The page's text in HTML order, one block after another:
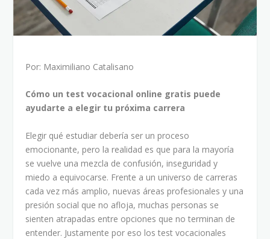
Por: Maximiliano Catalisano
Cómo un test vocacional online gratis puede
ayudarte a elegir tu próxima carrera
Elegir qué estudiar debería ser un proceso
emocionante, pero la realidad es que para la mayoría
se vuelve una mezcla de confusión, inseguridad y
miedo a equivocarse. Frente a un universo de carreras
cada vez más amplio, nuevas áreas profesionales y una
presión social que no afloja, muchas personas se
sienten atrapadas entre opciones que no terminan de
entender. Justamente por eso los test vocacionales